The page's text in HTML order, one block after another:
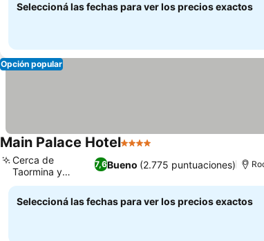
Seleccioná las fechas para ver los precios exactos
Opción popular
Main Palace Hotel4 Estrellas
7,6Bueno (2.775 puntuaciones)
Cerca de
Taormina y
Messina
Seleccioná las fechas para ver los precios exactos